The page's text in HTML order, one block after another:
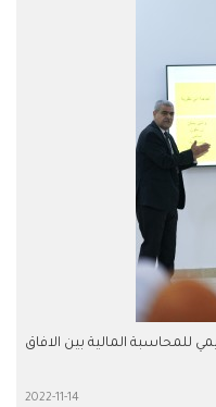
المالية بين الافاق
2022-11-14